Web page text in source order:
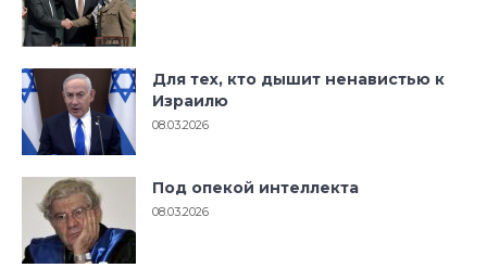
Для тех, кто дышит ненавистью к
Израилю
08.03.2026
Под опекой интеллекта
08.03.2026